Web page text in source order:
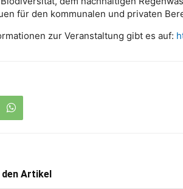
für den kommunalen und privaten
zur Veranstaltung gibt es auf:
den Artikel